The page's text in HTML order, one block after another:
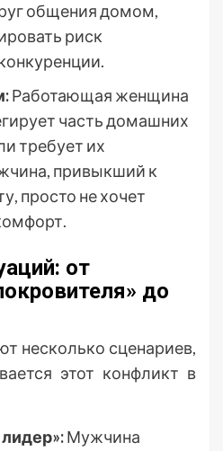
общения домом,
риск
Работающая женщина
часть домашних
требует их
привыкший к
просто не хочет
от
до
несколько сценариев,
этот конфликт в
Мужчина